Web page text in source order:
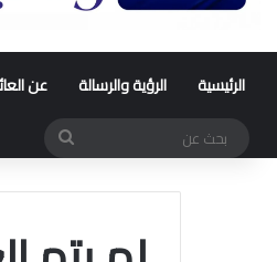
الرئيسية الرؤية والرسالة عن